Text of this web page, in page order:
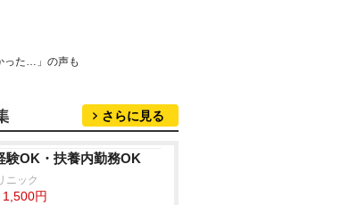
った…」の声も
さらに見る
験OK・扶養内勤務OK
ニック
円